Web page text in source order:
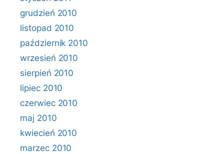
grudzień 2010
listopad 2010
październik 2010
wrzesień 2010
sierpień 2010
lipiec 2010
czerwiec 2010
maj 2010
kwiecień 2010
marzec 2010